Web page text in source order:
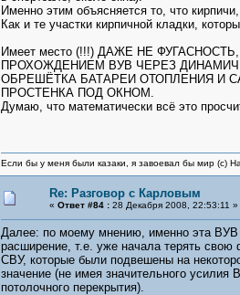
Именно этим объясняется то, что
Как и те участки кирпичной кладки,
Имеет место (!!!) ДАЖЕ НЕ
ПРОХОЖДЕНИЕМ ВУВ ЧЕРЕЗ
ОБРЕШЁТКА БАТАРЕИ ОТОПЛЕНИЯ И
ПРОСТЕНКА ПОД ОКНОМ.
Думаю, что математически всё это
Если бы у меня были казаки, я завоевал бы мир (с)
Re: Разговор с Карловым
« Ответ #84 :28 Декабря 2008, 22:53:11 »
Далее: по моему мнению, именно эта ВУВ
расширение, т.е. уже начала терять свою
СВУ, которые были подвешены на
значение (не имея значительного
потолочного перекрытия).